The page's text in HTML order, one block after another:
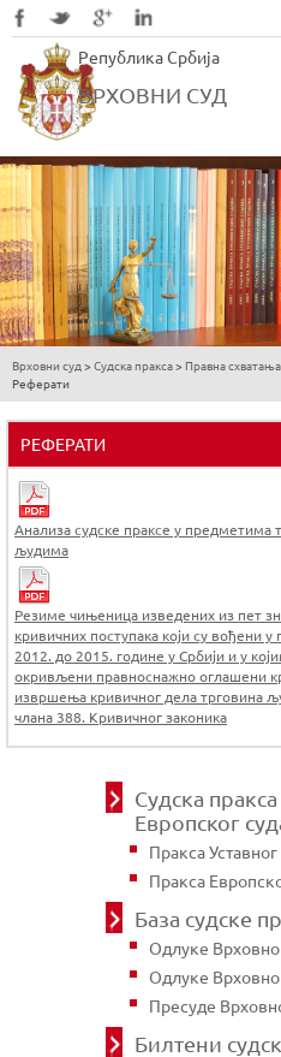
to
main
Република Србија
ВРХОВНИ СУД
You
here
Врховни суд > Судска пракса> Правна
Реферати
РЕФЕРАТИ
Анализа судске праксе у предметима
људима
Резиме чињеница изведених из пет
кривичних поступака који су вођени у
2012. до 2015. године у Србији и у
окривљени правноснажно оглашени
извршења кривичног дела трговина
члана 388. Кривичног законика
Судска
Европског
Пракса Уставног
Пракса
База судске
Одлуке
Одлуке
Пресуде
Билтени